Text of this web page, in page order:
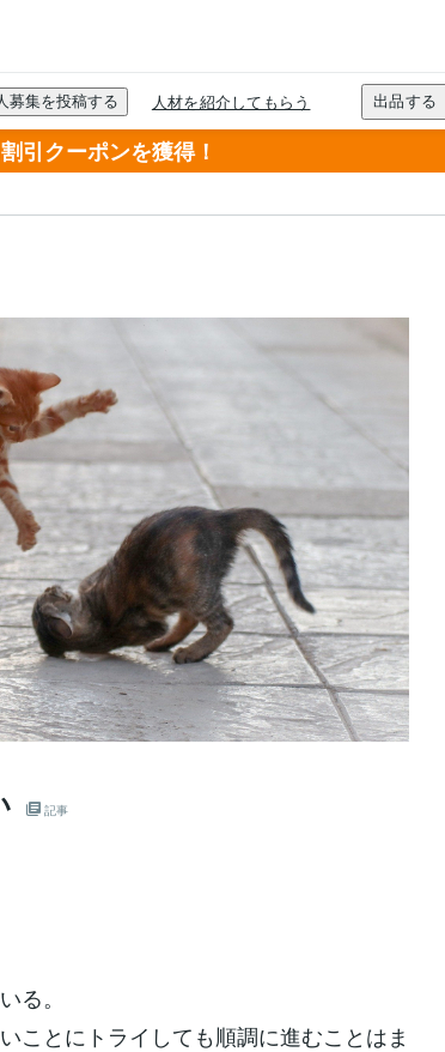
引クーポンを獲得！
記事
る。
ことにトライしても順調に進むことはま